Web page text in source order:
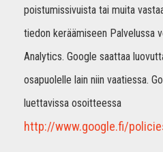
poistumissivuista tai muita
tiedon keräämiseen Palvelussa
Analytics. Google saattaa
osapuolelle lain niin vaatiessa.
luettavissa osoitteessa
http://www.google.fi/